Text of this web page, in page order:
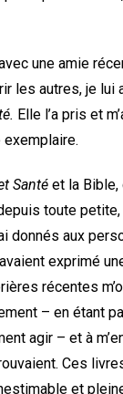
une amie
les autres, je lui
Elle l’a pris et
exemplaire.
Santé et la
toute
donnés aux
exprimé
récentes
– en étant
agir – et à
Ces
et